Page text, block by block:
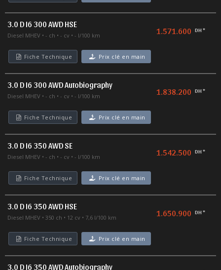
3.0 D I6 300 AWD HSE
Diesel MHEV - ch - cv - l/100 km 1.571.600 DH *
Fiche Technique Prix clé en main
3.0 D I6 300 AWD Autobiography
Diesel MHEV - ch - cv - l/100 km 1.838.200 DH *
Fiche Technique Prix clé en main
3.0 D I6 350 AWD SE
Diesel MHEV - ch - cv - l/100 km 1.542.500 DH *
Fiche Technique Prix clé en main
3.0 D I6 350 AWD HSE
Diesel MHEV 350 ch 12 cv 7,6 l/100 km 1.650.900 DH *
Fiche Technique Prix clé en main
3.0 D I6 350 AWD Autobiography